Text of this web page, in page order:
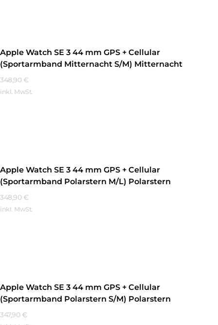
Apple Watch SE 3 44 mm GPS + Cellular
(Sportarmband Mitternacht S/M) Mitternacht
348,90 €
inkl. MwSt.
Apple Watch SE 3 44 mm GPS + Cellular
(Sportarmband Polarstern M/L) Polarstern
348,90 €
inkl. MwSt.
Apple Watch SE 3 44 mm GPS + Cellular
(Sportarmband Polarstern S/M) Polarstern
347,90 €